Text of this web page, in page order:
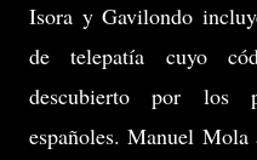
Isora y Gavilondo
de telepatía cuyo
descubierto por los
españoles. Manuel Mola